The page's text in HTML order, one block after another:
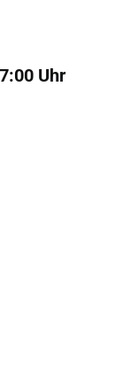
Uhr